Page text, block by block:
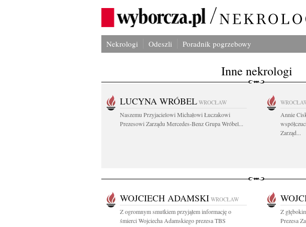
Nekrologi Odeszli Poradnik pogrzebowy
Inne nekrologi
LUCYNA WRÓBEL WROCŁAW
Naszemu Przyjacielowi Michałowi Łuczakowi
Prezesowi Zarządu Mercedes-Benz Grupa Wróbel...
Annie
Zarząd...
WOJCIECH ADAMSKI WROCŁAW
Z ogromnym smutkiem przyjąłem informację o
śmierci Wojciecha Adamskiego prezesa TBS
Z
Prezesa